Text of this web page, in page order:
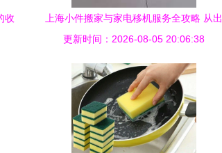
收
上海小件搬家与家电移机服务全攻略 从出
租车到专业搬运
更新时间：2026-08-05 20:06:38